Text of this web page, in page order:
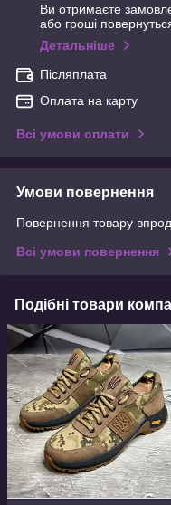
Ви отримаєте
або гроші
Детальніше
Післяплата
Оплата на карту
Всі умови оплати
Умови повернення
Повернення товару
Всі умови повернення
Подібні товари